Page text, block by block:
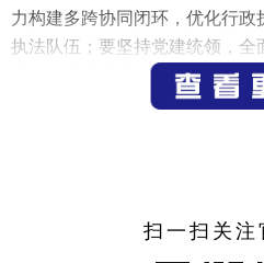
力构建多跨协同闭环，优化行
执法队伍；要坚持党建统领，
实效，健全推进体系，用好评价
工作统筹，让群众直观感受改革
据悉，自全省“大综合一体
能，提高执法效能，推进社会治
扫一扫关注